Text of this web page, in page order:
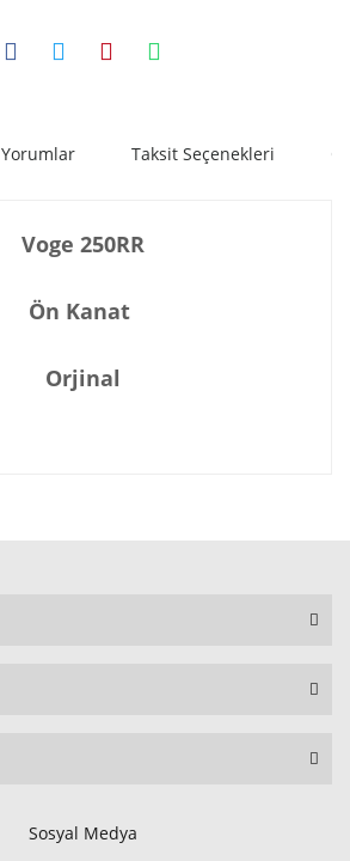
Yorumlar Taksit Seçenekleri
Voge 250RR
Ön Kanat
Orjinal
Sosyal Medya